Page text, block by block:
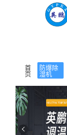
首
页
防爆除
湿机